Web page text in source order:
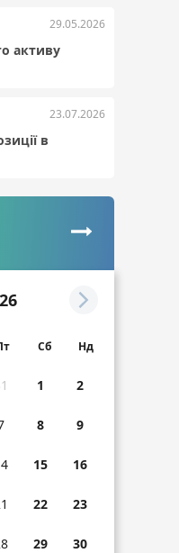
29.05.2026
активу
23.07.2026
в
Сб Нд
1 2
8 9
15 16
22 23
29 30